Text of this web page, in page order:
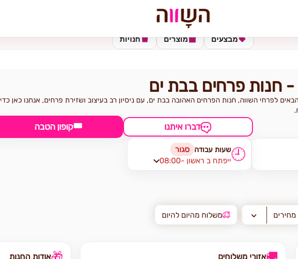
חנויות מוצרים מבצעים
- חנות פרחים בבת ים
לפרחי השווה, חנות הפרחים האהובה בבת ים, עם ניסיון רב בעיצוב ושזירת פרחים, אנחנו כאן כדי
דברו איתנו קופון הטבה🎟
שעות עבודה
סגור
08:00- ייפתח ב ראשון🕘
מחירים משלוח מהיום להיום
אזורי משלוחים אודות החנות